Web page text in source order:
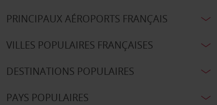
PRINCIPAUX AÉROPORTS FRANÇAIS
VILLES POPULAIRES FRANÇAISES
DESTINATIONS POPULAIRES
PAYS POPULAIRES